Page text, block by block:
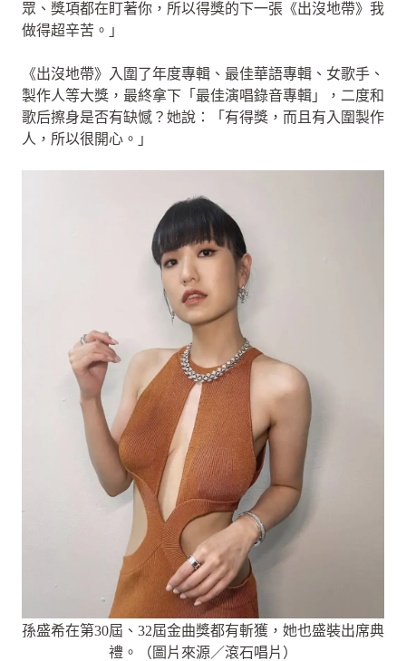
眾、獎項都在盯著你，所以得獎的下一張《出沒地帶》我
做得超辛苦。」
《出沒地帶》入圍了年度專輯、最佳華語專輯、女歌手、
製作人等大獎，最終拿下「最佳演唱錄音專輯」，二度和
歌后擦身是否有缺憾？她說：「有得獎，而且有入圍製作
人，所以很開心。」
孫盛希在第30屆、32屆金曲獎都有斬獲，她也盛裝出席典
禮。（圖片來源／滾石唱片）